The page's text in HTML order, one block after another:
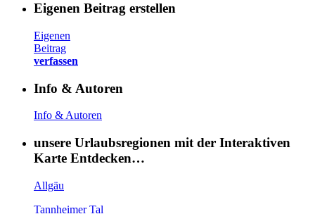
Eigenen Beitrag erstellen
Eigenen
Beitrag
verfassen
Info & Autoren
Info & Autoren
unsere Urlaubsregionen mit der Interaktiven
Karte Entdecken…
Allgäu
Tannheimer Tal